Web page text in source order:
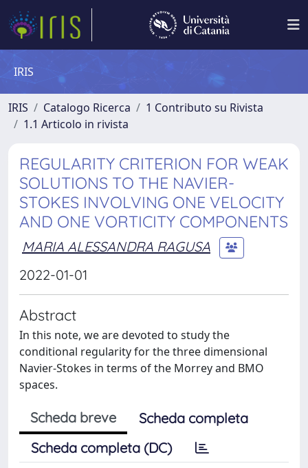
IRIS
IRIS Catalogo Ricerca
1 Contributo su Rivista
1.1 Articolo in rivista
REGULARITY CRITERION FOR WEAK
SOLUTIONS TO THE NAVIER-
STOKES INVOLVING ONE VELOCITY
AND ONE VORTICITY COMPONENTS
MARIA ALESSANDRA RAGUSA
2022-01-01
Abstract
In this note, we are devoted to study the
conditional regularity for the three dimensional
Navier-Stokes in terms of the Morrey and BMO
spaces.
Scheda breve
Scheda completa
Scheda completa (DC)